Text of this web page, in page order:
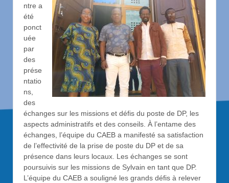
ntre a
été
ponct
uée
par
des
prése
ntatio
ns,
des
échanges sur les missions et défis du poste de DP, les
aspects administratifs et des conseils. À l’entame des
échanges, l’équipe du CAEB a manifesté sa satisfaction
de l’effectivité de la prise de poste du DP et de sa
présence dans leurs locaux. Les échanges se sont
poursuivis sur les missions de Sylvain en tant que DP.
L’équipe du CAEB a souligné les grands défis à relever